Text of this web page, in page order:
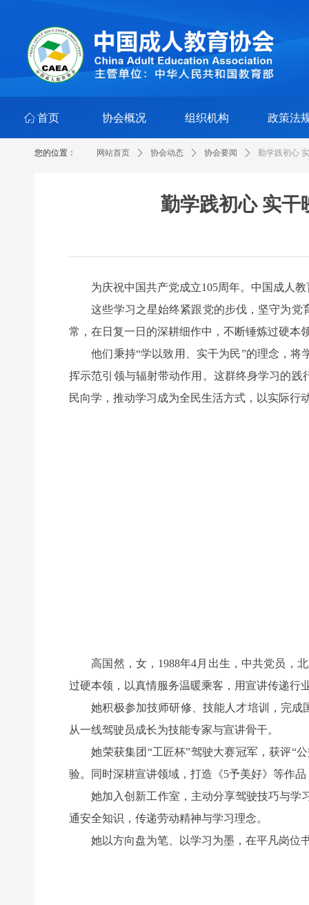
ꀇ 首页 协会概况 组织机构 政策法
网站首页 ꄲ 协会动态 ꄲ 协会要闻 ꄲ 勤学践初心
您的位置：
勤学践初心 实
为庆祝中国共产党成立105周年。中国成人教
这些学习之星始终紧跟党的步伐，坚守为党
常，在日复一日的深耕细作中，不断锤炼过硬本
他们秉持“学以致用、实干为民”的理念，将
挥示范引领与辐射带动作用。这群终身学习的
民向学，推动学习成为全民生活方式，以实际行
高国然，女，1988年4月出生，中共党员，北
过硬本领，以真情服务温暖乘客，用宣讲传递行
她积极参加技师研修、技能人才培训，完成
从一线驾驶员成长为技能专家与宣讲骨干。
她荣获集团“工匠杯”驾驶大赛冠军，获评“公
验。同时深耕宣讲领域，打造《5予美好》等作
她加入创新工作室，主动分享驾驶技巧与学习
通安全知识，传递劳动精神与学习理念。
她以方向盘为笔、以学习为墨，在平凡岗位